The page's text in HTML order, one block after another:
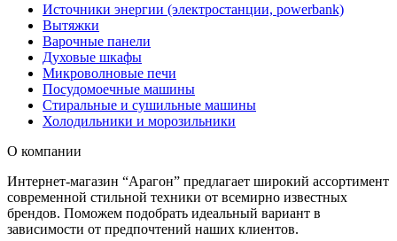
Источники энергии (электростанции, powerbank)
Вытяжки
Варочные панели
Духовые шкафы
Микроволновые печи
Посудомоечные машины
Стиральные и сушильные машины
Холодильники и морозильники
О компании
Интернет-магазин “Арагон” предлагает широкий ассортимент
современной стильной техники от всемирно известных
брендов. Поможем подобрать идеальный вариант в
зависимости от предпочтений наших клиентов.